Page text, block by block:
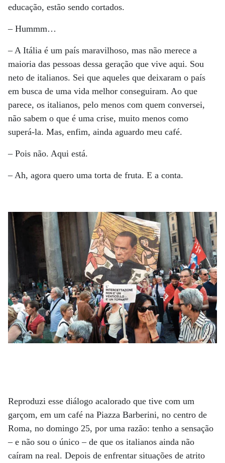
educação, estão sendo cortados.
– Hummm…
– A Itália é um país maravilhoso, mas não merece a
maioria das pessoas dessa geração que vive aqui. Sou
neto de italianos. Sei que aqueles que deixaram o país
em busca de uma vida melhor conseguiram. Ao que
parece, os italianos, pelo menos com quem conversei,
não sabem o que é uma crise, muito menos como
superá-la. Mas, enfim, ainda aguardo meu café.
– Pois não. Aqui está.
– Ah, agora quero uma torta de fruta. E a conta.
Reproduzi esse diálogo acalorado que tive com um
garçom, em um café na Piazza Barberini, no centro de
Roma, no domingo 25, por uma razão: tenho a sensação
– e não sou o único – de que os italianos ainda não
caíram na real. Depois de enfrentar situações de atrito